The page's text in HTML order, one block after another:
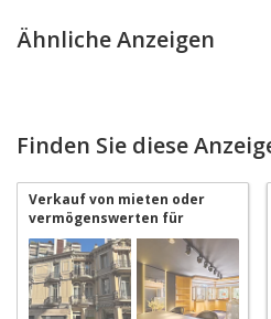
Ähnliche Anzeigen
Finden Sie diese
Verkauf von mieten oder
vermögenswerten für
verkauf in Monaco Carré d'Or